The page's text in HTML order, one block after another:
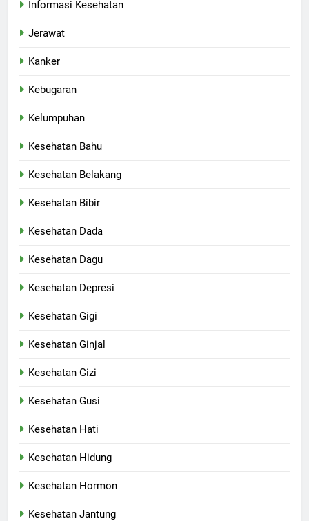
Informasi Kesehatan
Jerawat
Kanker
Kebugaran
Kelumpuhan
Kesehatan Bahu
Kesehatan Belakang
Kesehatan Bibir
Kesehatan Dada
Kesehatan Dagu
Kesehatan Depresi
Kesehatan Gigi
Kesehatan Ginjal
Kesehatan Gizi
Kesehatan Gusi
Kesehatan Hati
Kesehatan Hidung
Kesehatan Hormon
Kesehatan Jantung